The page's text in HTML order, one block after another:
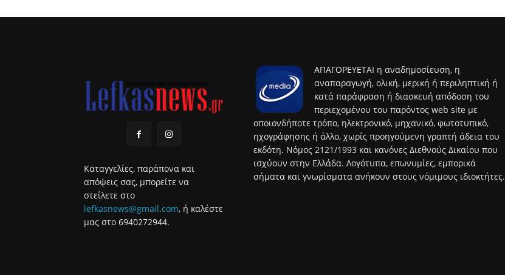
Καταγγελίες, παράπονα και
απόψεις σας, μπορείτε να
στείλετε στο
lefkasnews@gmail.com, ή καλέστε
μας στο 6940272944.
ΑΠΑΓΟΡΕΥΕΤΑΙ η αναδημοσίευση, η
αναπαραγωγή, ολική, μερική ή περιληπτική ή
κατά παράφραση ή διασκευή απόδοση του
περιεχομένου του παρόντος web site με
οποιονδήποτε τρόπο, ηλεκτρονικό, μηχανικό, φωτοτυπικό,
ηχογράφησης ή άλλο, χωρίς προηγούμενη γραπτή άδεια του
εκδότη. Νόμος 2121/1993 και κανόνες Διεθνούς Δικαίου που
ισχύουν στην Ελλάδα. Λογότυπα, επωνυμίες, εμπορικά
σήματα και γνωρίσματα ανήκουν στους νόμιμους ιδιοκτήτες.